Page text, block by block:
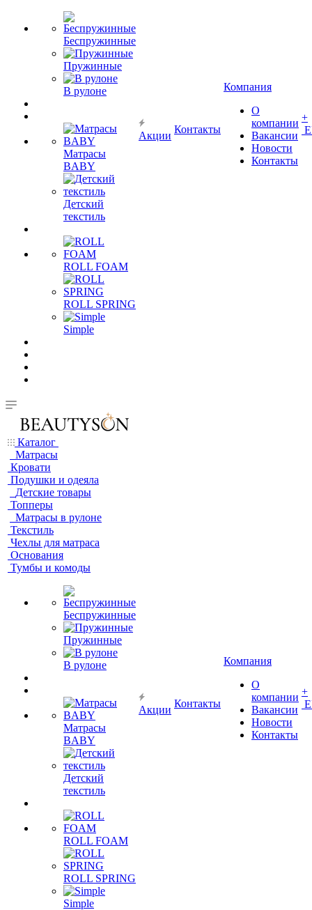
Беспружинные
Пружинные
В рулоне
Матрасы
BABY
Детский
текстиль
ROLL FOAM
ROLL SPRING
Simple
Акции
Контакты
Компания
О
компании
Вакансии
Новости
Контакты
+
Каталог
Матрасы
Кровати
Подушки и одеяла
Детские товары
Топперы
Матрасы в рулоне
Текстиль
Чехлы для матраса
Основания
Тумбы и комоды
Беспружинные
Пружинные
В рулоне
Матрасы
BABY
Детский
текстиль
ROLL FOAM
ROLL SPRING
Simple
Акции
Контакты
Компания
О
компании
Вакансии
Новости
Контакты
+